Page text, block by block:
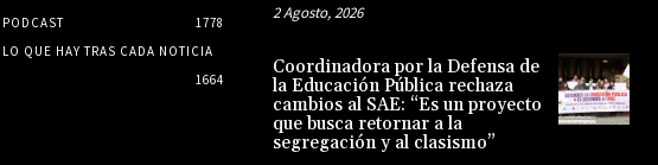
PODCAST
1778
LO QUE HAY TRAS CADA NOTICIA
1664
2 Agosto, 2026
Coordinadora por la Defensa de
la Educación Pública rechaza
cambios al SAE: “Es un proyecto
que busca retornar a la
segregación y al clasismo”